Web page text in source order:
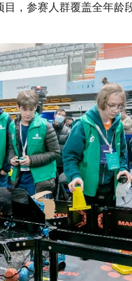
，参赛人群覆盖全年龄